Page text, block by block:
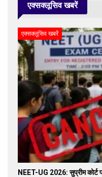
एक्सक्लूसिव खबरें
एक्सक्लूसिव खबरें
NEET-UG 2026: सुप्रीम